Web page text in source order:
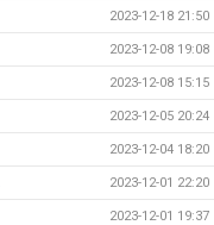
2023-12-18 21:50
2023-12-08 19:08
2023-12-08 15:15
2023-12-05 20:24
2023-12-04 18:20
2023-12-01 22:20
2023-12-01 19:37